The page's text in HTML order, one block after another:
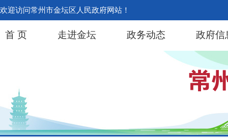
欢迎访问常州市金坛区人民政府网站！
首 页 走进金坛 政务动态 政府信